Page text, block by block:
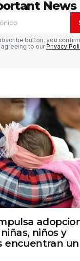
campos
*
*
nombre, correo
navegador para la
News
button, you
agreeing to ourPrivacy
niños y
encuentran